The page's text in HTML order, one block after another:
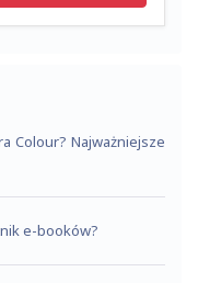
Colour? Najważniejsze
e-booków?